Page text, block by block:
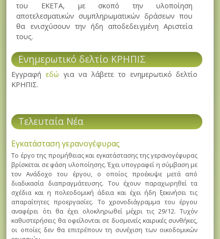
του ΕΚΕΤΑ, με σκοπό την υλοποίηση
αποτελεσματικών συμπληρωματικών δράσεων που
θα ενισχύσουν την ήδη αποδεδειγμένη Αριστεία
τους.
Eνημερωτικό δελτίο ΚΡΗΠΙΣ
Εγγραφήεδώ για να λάβετε το ενημερωτικό δελτίο
ΚΡΗΠΙΣ.
Τελευταία Νέα
Εγκατάσταση γερανογέφυρας
Το έργο της προμήθειας και εγκατάστασης της γερανογέφυρας
βρίσκεται σε φάση υλοποίησης. Έχει υπογραφεί η σύμβαση με
τον Ανάδοχο του έργου, ο οποίος προέκυψε μετά από
διαδικασία διαπραγμάτευσης. Του έχουν παραχωρηθεί τα
σχέδια και η πολεοδομική άδεια και έχει ήδη ξεκινήσει τις
απαραίτητες προεργασίες. Το χρονοδιάγραμμα του έργου
αναφέρει ότι θα έχει ολοκληρωθεί μέχρι τις 29/12. Τυχόν
καθυστερήσεις θα οφείλονται σε δυσμενείς καιρικές συνθήκες,
οι οποίες δεν θα επιτρέπουν τη συνέχιση των οικοδομικών